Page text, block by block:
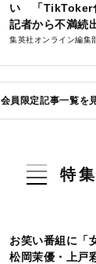
い 「TikToker
記者から不満続
集英社オンライン編集
会員限定記事一覧を
特集
お笑い番組に「
松岡茉優・上戸